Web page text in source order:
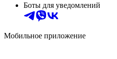
Боты для уведомлений
Мобильное приложение